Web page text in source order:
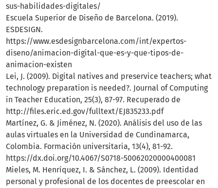
sus-habilidades-digitales/
Escuela Superior de Diseño de Barcelona. (2019).
ESDESIGN.
https://www.esdesignbarcelona.com/int/expertos-
diseno/animacion-digital-que-es-y-que-tipos-de-
animacion-existen
Lei, J. (2009). Digital natives and preservice teachers; what
technology preparation is needed?. Journal of Computing
in Teacher Education, 25(3), 87-97. Recuperado de
http://files.eric.ed.gov/fulltext/EJ835233.pdf
Martínez, G. & Jiménez, N. (2020). Análisis del uso de las
aulas virtuales en la Universidad de Cundinamarca,
Colombia. Formación universitaria, 13(4), 81-92.
https://dx.doi.org/10.4067/S0718-50062020000400081
Mieles, M. Henríquez, I. & Sánchez, L. (2009). Identidad
personal y profesional de los docentes de preescolar en